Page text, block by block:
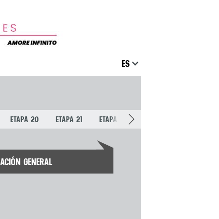
ES
ETAPA 20 ETAPA 21 ETAPA 1
GENERAL